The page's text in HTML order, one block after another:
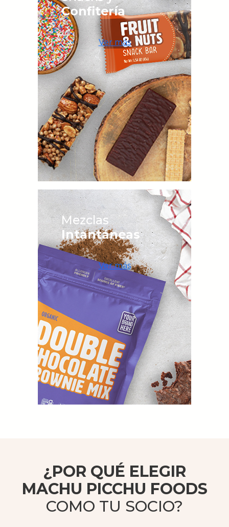
Confitería
Ver más
Mezclas
Intantáneas
Ver más
¿POR QUÉ ELEGIR
MACHU PICCHU FOODS
COMO TU SOCIO?